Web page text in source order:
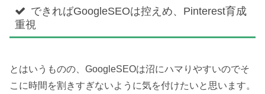
できればGoogleSEOは控えめ、Pinterest育成
重視
とはいうものの、GoogleSEOは沼にハマりやすいのでそ
こに時間を割きすぎないように気を付けたいと思います。